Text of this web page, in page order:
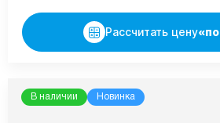
Рассчитать цену
В наличии Новинка